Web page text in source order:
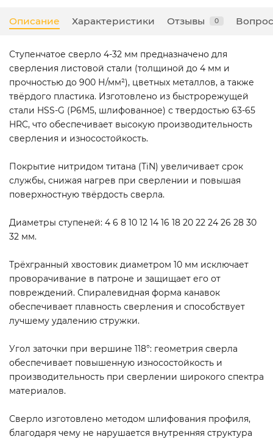
Описание Характеристики Отзывы 0
Ступенчатое сверло 4-32 мм предназначено для
сверления листовой стали (толщиной до 4 мм и
прочностью до 900 Н/мм²), цветных металлов, а также
твёрдого пластика. Изготовлено из быстрорежущей
стали HSS-G (Р6М5, шлифованное) с твердостью 63-65
HRC, что обеспечивает высокую производительность
сверления и износостойкость.
Покрытие нитридом титана (TiN) увеличивает срок
службы, снижая нагрев при сверлении и повышая
поверхностную твёрдость сверла.
Диаметры ступеней: 4 6 8 10 12 14 16 18 20 22 24 26 28 30
32 мм.
Трёхгранный хвостовик диаметром 10 мм исключает
проворачивание в патроне и защищает его от
повреждений. Спиралевидная форма канавок
обеспечивает плавность сверления и способствует
лучшему удалению стружки.
Угол заточки при вершине 118°: геометрия сверла
обеспечивает повышенную износостойкость и
производительность при сверлении широкого спектра
материалов.
Сверло изготовлено методом шлифования профиля,
благодаря чему не нарушается внутренняя структура